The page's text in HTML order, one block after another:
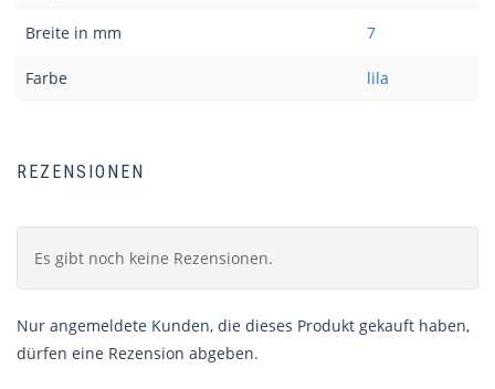
Breite in mm 7
Farbe lila
REZENSIONEN
Es gibt noch keine Rezensionen.
Nur angemeldete Kunden, die dieses Produkt gekauft haben,
dürfen eine Rezension abgeben.